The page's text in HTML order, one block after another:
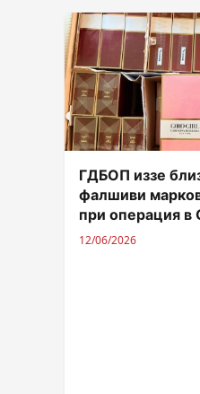
ГДБОП иззе
фалшиви
при операция в
12/06/2026